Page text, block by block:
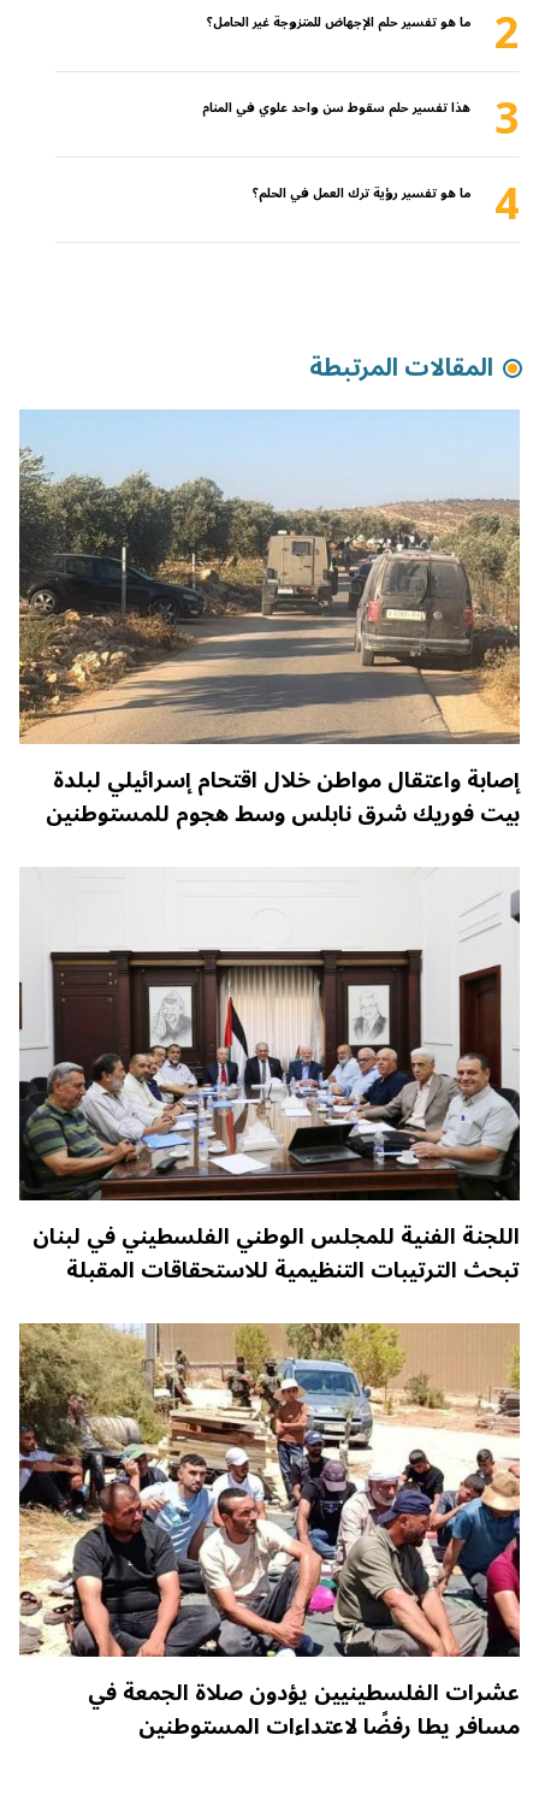
2 ما هو تفسير حلم الإجهاض للمتزوجة غير الحامل؟
3 هذا تفسير حلم سقوط سن واحد علوي في المنام
4 ما هو تفسير رؤية ترك العمل في الحلم؟
المقالات المرتبطة
إصابة واعتقال مواطن خلال اقتحام إسرائيلي لبلدة
بيت فوريك شرق نابلس وسط هجوم للمستوطنين
اللجنة الفنية للمجلس الوطني الفلسطيني في لبنان
تبحث الترتيبات التنظيمية للاستحقاقات المقبلة
عشرات الفلسطينيين يؤدون صلاة الجمعة في
مسافر يطا رفضًا لاعتداءات المستوطنين